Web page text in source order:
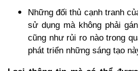
Những đối thủ cạnh tranh
sử dụng mà không phải
cũng như rủi ro nào trong
phát triển những sáng tạo